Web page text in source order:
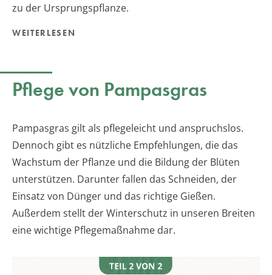
zu der Ursprungspflanze.
WEITERLESEN
Pflege von Pampasgras
Pampasgras gilt als pflegeleicht und anspruchslos.
Dennoch gibt es nützliche Empfehlungen, die das
Wachstum der Pflanze und die Bildung der Blüten
unterstützen. Darunter fallen das Schneiden, der
Einsatz von Dünger und das richtige Gießen.
Außerdem stellt der Winterschutz in unseren Breiten
eine wichtige Pflegemaßnahme dar.